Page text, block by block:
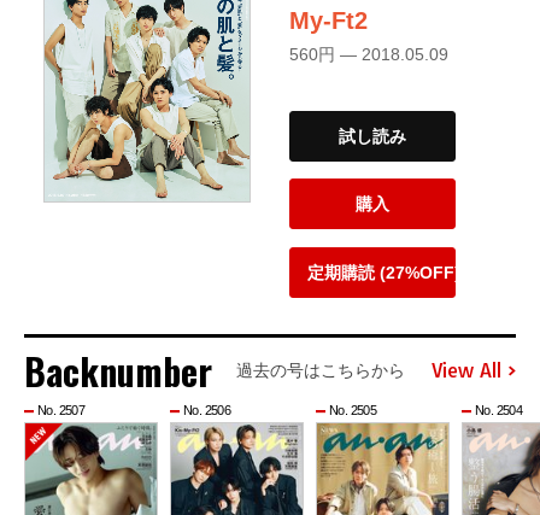
My-Ft2
560円 — 2018.05.09
試し読み
購入
定期購読 (27%OFF)
Backnumber 過去の号はこちらから View All
No. 2507 No. 2506 No. 2505 No. 2504